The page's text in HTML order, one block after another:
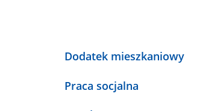
Dodatek mieszkaniowy
Praca socjalna